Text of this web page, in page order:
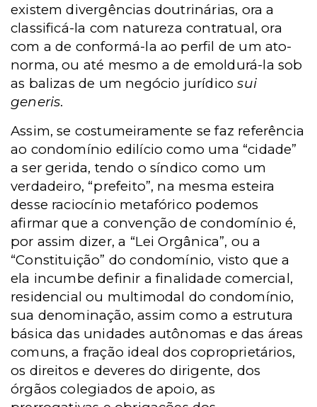
existem divergências doutrinárias, ora a
classificá-la com natureza contratual, ora
com a de conformá-la ao perfil de um ato-
norma, ou até mesmo a de emoldurá-la sob
as balizas de um negócio jurídicosui
generis.
Assim, se costumeiramente se faz referência
ao condomínio edilício como uma “cidade”
a ser gerida, tendo o síndico como um
verdadeiro, “prefeito”, na mesma esteira
desse raciocínio metafórico podemos
afirmar que a convenção de condomínio é,
por assim dizer, a “Lei Orgânica”, ou a
“Constituição” do condomínio, visto que a
ela incumbe definir a finalidade comercial,
residencial ou multimodal do condomínio,
sua denominação, assim como a estrutura
básica das unidades autônomas e das áreas
comuns, a fração ideal dos coproprietários,
os direitos e deveres do dirigente, dos
órgãos colegiados de apoio, as